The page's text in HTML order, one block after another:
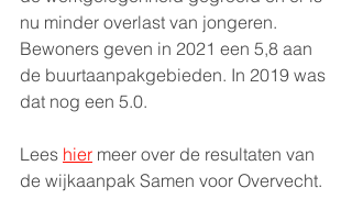
nu minder overlast van jongeren.
Bewoners geven in 2021 een 5,8 aan
de buurtaanpakgebieden. In 2019 was
dat nog een 5.0.
Lees hier meer over de resultaten van
de wijkaanpak Samen voor Overvecht.